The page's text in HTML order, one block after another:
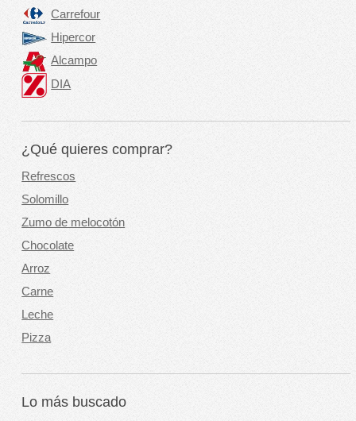
Carrefour
Hipercor
Alcampo
DIA
¿Qué quieres comprar?
Refrescos
Solomillo
Zumo de melocotón
Chocolate
Arroz
Carne
Leche
Pizza
Lo más buscado